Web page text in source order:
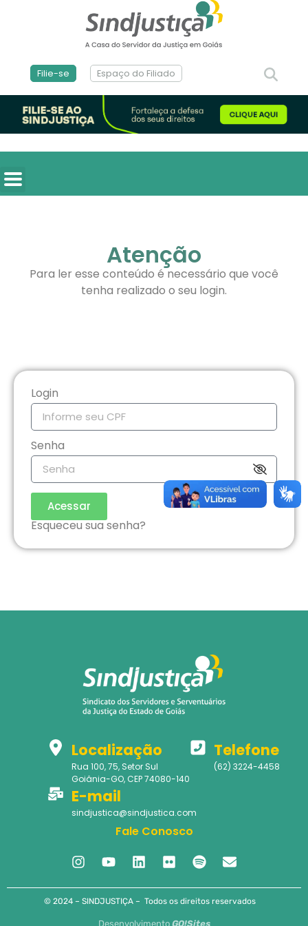
Filie-se Espaço do Filiado
Atenção
Para ler esse conteúdo é necessário que você
tenha realizado o seu login.
Login
Senha
Acessar
Esqueceu sua senha?
Localização
Rua 100, 75, Setor Sul
Goiânia-GO, CEP 74080-140
Telefone
(62) 3224-4458
E-mail
sindjustica@sindjustica.com
Fale Conosco
© 2024 – SINDJUSTIÇA – Todos os direitos reservados
Desenvolvimento GO!Sites